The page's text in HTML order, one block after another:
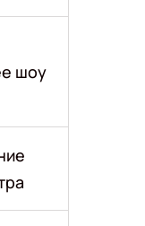
шоу